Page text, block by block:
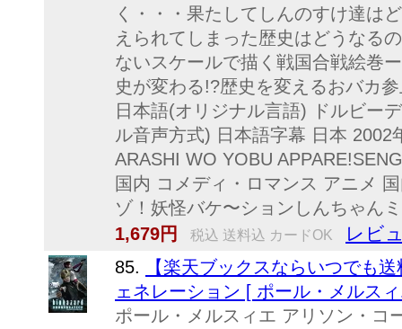
く・・・果たしてしんのすけ達は
えられてしまった歴史はどうなる
ないスケールで描く戦国合戦絵
史が変わる!?歴史を変えるおバカ
日本語(オリジナル言語) ドルビー
ル音声方式) 日本語字幕 日本 2002
ARASHI WO YOBU
国内 コメディ・ロマンス アニメ
ゾ！妖怪バケ〜ションしんちゃん
1,679円
税込 送料込 カードOK レビ
85.
【楽天ブックスならいつでも
ェネレーション [ ポール・メルス
ポール・メルスィエ アリソン・コ